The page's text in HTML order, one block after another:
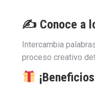
✍️ Conoce a
Intercambia
proceso creativo